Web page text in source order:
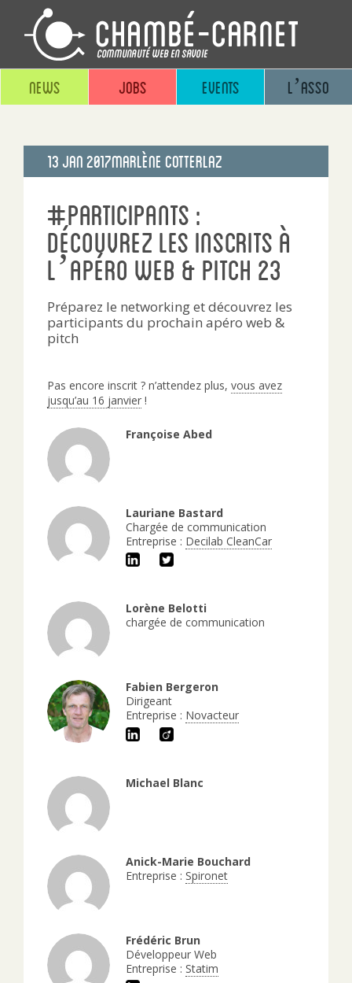
News Jobs Events L’asso
Publié
13 Jan 2017Marlène Cotterlaz
#participants :
découvrez les inscrits à
l’apéro web & pitch 23
Préparez le networking et découvrez les
participants du prochain apéro web &
pitch
Pas encore inscrit ? n’attendez plus, vous avez
jusqu’au 16 janvier !
Françoise Abed
Lauriane Bastard
Chargée de communication
Entreprise : Decilab CleanCar
Lorène Belotti
chargée de communication
Fabien Bergeron
Dirigeant
Entreprise : Novacteur
Michael Blanc
Anick-Marie Bouchard
Entreprise : Spironet
Frédéric Brun
Développeur Web
Entreprise : Statim